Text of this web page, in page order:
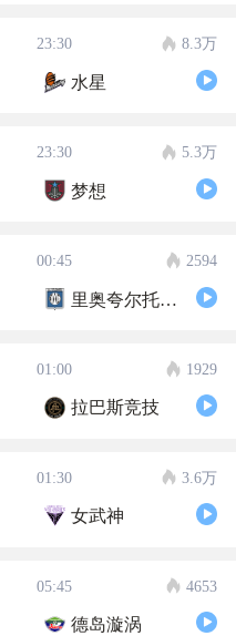
23:30 8.3万
水星
23:30 5.3万
梦想
00:45 2594
里奥夸尔托学生队
01:00 1929
拉巴斯竞技
01:30 3.6万
女武神
05:45 4653
德岛漩涡